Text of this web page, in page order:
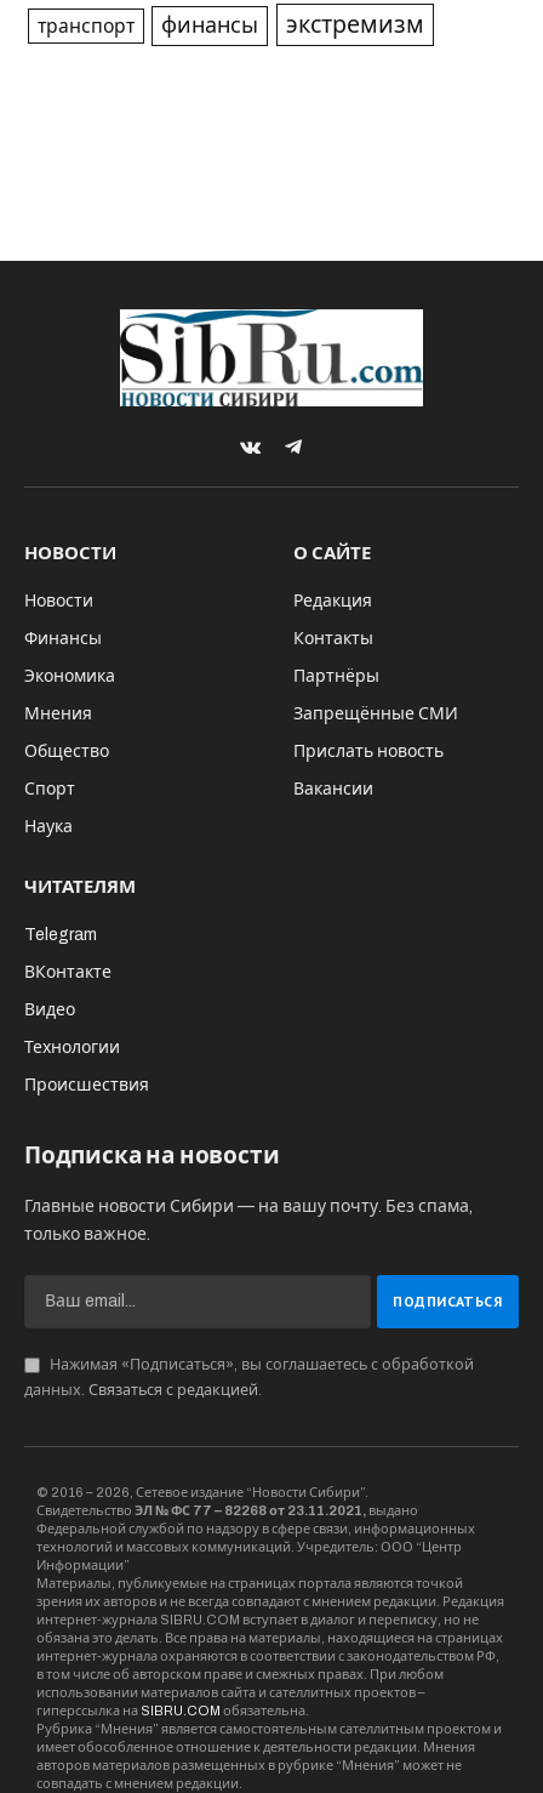
транспорт финансы экстремизм
VKontakteTelegram
НОВОСТИ
Новости
Финансы
Экономика
Мнения
Общество
Спорт
Наука
О САЙТЕ
Редакция
Контакты
Партнёры
Запрещённые СМИ
Прислать новость
Вакансии
ЧИТАТЕЛЯМ
Telegram
ВКонтакте
Видео
Технологии
Происшествия
Подписка на новости
Главные новости Сибири — на вашу почту. Без спама,
только важное.
Нажимая «Подписаться», вы соглашаетесь с обработкой
данных. Связаться с редакцией
© 2016 – 2026, Сетевое издание “Новости Сибири”.
Свидетельство ЭЛ № ФС 77 – 82268 от 23.11.2021, выдано
Федеральной службой по надзору в сфере связи, информационных
технологий и массовых коммуникаций. Учредитель: ООО “Центр
Информации”
Материалы, публикуемые на страницах портала являются точкой
зрения их авторов и не всегда совпадают с мнением редакции. Редакция
интернет-журнала SIBRU.COM вступает в диалог и переписку, но не
обязана это делать. Все права на материалы, находящиеся на страницах
интернет-журнала охраняются в соответствии с законодательством РФ,
в том числе об авторском праве и смежных правах. При любом
использовании материалов сайта и сателлитных проектов –
гиперссылка на SIBRU.COM обязательна.
Рубрика “Мнения” является самостоятельным сателлитным проектом и
имеет обособленное отношение к деятельности редакции. Мнения
авторов материалов размещенных в рубрике “Мнения” может не
совпадать с мнением редакции.